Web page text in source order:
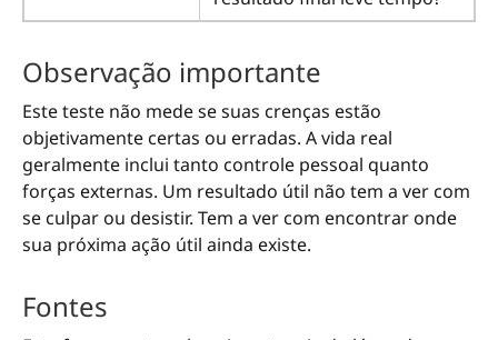
Observação importante
Este teste não mede se suas crenças estão
objetivamente certas ou erradas. A vida real
geralmente inclui tanto controle pessoal quanto
forças externas. Um resultado útil não tem a ver com
se culpar ou desistir. Tem a ver com encontrar onde
sua próxima ação útil ainda existe.
Fontes